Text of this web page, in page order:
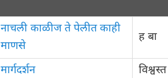
नाचली काळीज ते पेलीत काही
माणसे
ह बा
मार्गदर्शन विश्वस्त